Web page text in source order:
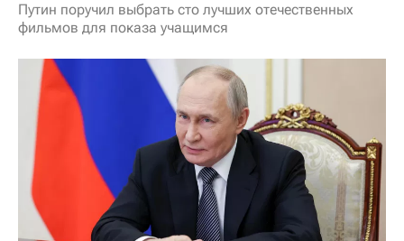
Путин поручил выбрать сто лучших отечественных
фильмов для показа учащимся